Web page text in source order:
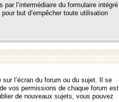
l’intermédiaire du formulaire intégré
but d’empêcher toute utilisation
l’écran du forum ou du sujet. Il se
vos permissions de chaque forum est
de nouveaux sujets, vous pouvez